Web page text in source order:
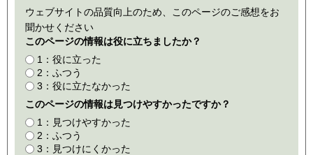
ウェブサイトの品質向上のため、このページのご感想をお
聞かせください
このページの情報は役に立ちましたか？
1：役に立った
2：ふつう
3：役に立たなかった
このページの情報は見つけやすかったですか？
1：見つけやすかった
2：ふつう
3：見つけにくかった